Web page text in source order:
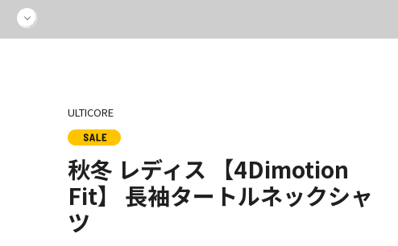
ULTICORE
秋冬 レディス 【4Dimotion
Fit】 長袖タートルネックシャ
ツ